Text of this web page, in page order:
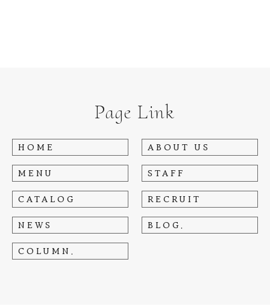
Page Link
HOME ABOUT US
MENU STAFF
CATALOG RECRUIT
NEWS BLOG.
COLUMN.